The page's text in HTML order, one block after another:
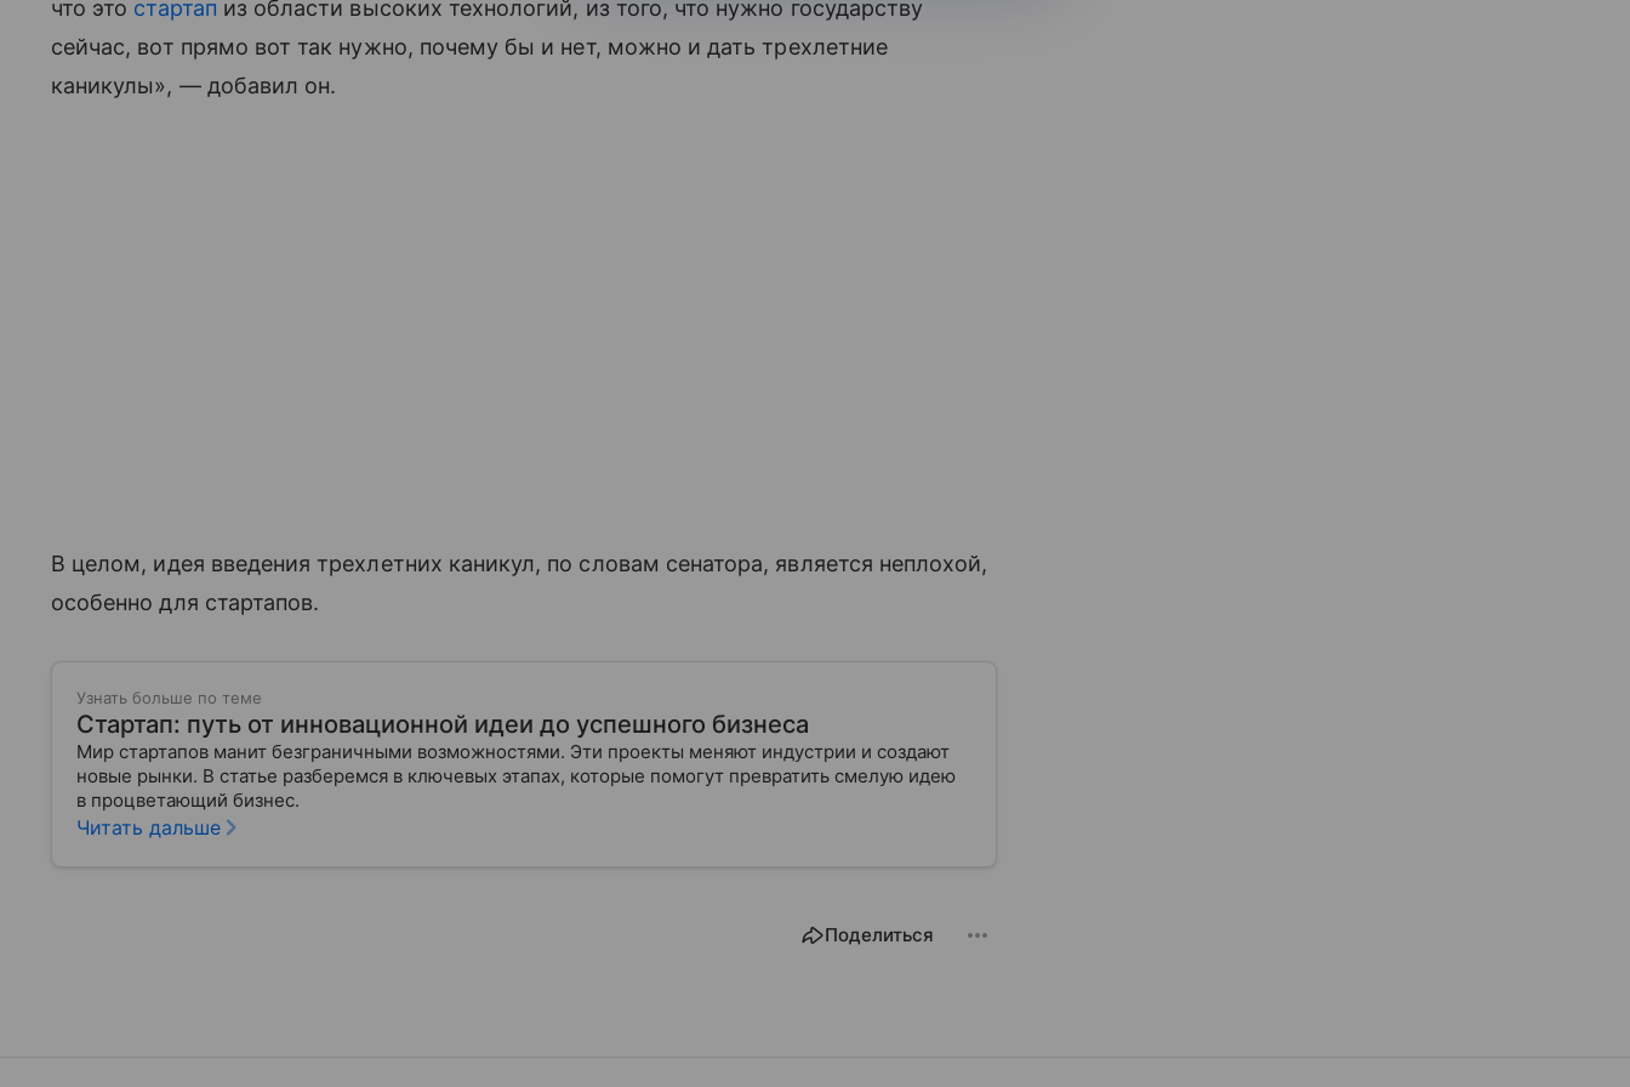
что это стартап из области высоких технологий, из того, что нужно государству
сейчас, вот прямо вот так нужно, почему бы и нет, можно и дать трехлетние
каникулы», — добавил он.
В целом, идея введения трехлетних каникул, по словам сенатора, является неплохой,
особенно для стартапов.
Узнать больше по теме
Стартап: путь от инновационной идеи до успешного бизнеса
Мир стартапов манит безграничными возможностями. Эти проекты меняют индустрии и создают
новые рынки. В статье разберемся в ключевых этапах, которые помогут превратить смелую идею
в процветающий бизнес.
Читать дальше
Поделиться